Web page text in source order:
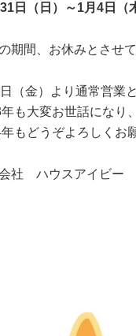
日（日）～1月4日（
期間、お休みとさせて
（金）より通常営業
も大変お世話になり
もどうぞよろしくお
社 ハウスアイビー